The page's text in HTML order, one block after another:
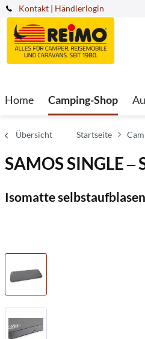
Kontakt | Händlerlogin
Home Camping-Shop
Übersicht Startseite
SAMOS SINGLE
Isomatte